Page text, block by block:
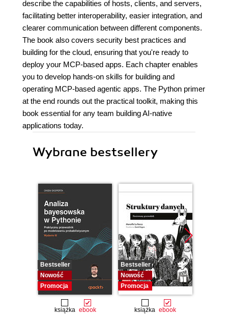
describe the capabilities of hosts, clients, and servers,
facilitating better interoperability, easier integration, and
clearer communication between different components.
The book also covers security best practices and
building for the cloud, ensuring that you're ready to
deploy your MCP-based apps. Each chapter enables
you to develop hands-on skills for building and
operating MCP-based agentic apps. The Python primer
at the end rounds out the practical toolkit, making this
book essential for any team building AI-native
applications today.
Wybrane bestsellery
Bestseller
Nowość
Promocja
książka ebook
Bestseller
Nowość
Promocja
książka ebook